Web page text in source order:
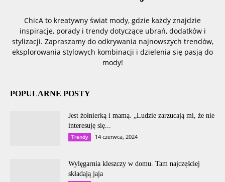
ChicA to kreatywny świat mody, gdzie każdy znajdzie
inspiracje, porady i trendy dotyczące ubrań, dodatków i
stylizacji. Zapraszamy do odkrywania najnowszych trendów,
eksplorowania stylowych kombinacji i dzielenia się pasją do
mody!
POPULARNE POSTY
Jest żołnierką i mamą. „Ludzie zarzucają mi, że nie
interesuję się...
Trendy 14 czerwca, 2024
Wylęgarnia kleszczy w domu. Tam najczęściej
składają jaja